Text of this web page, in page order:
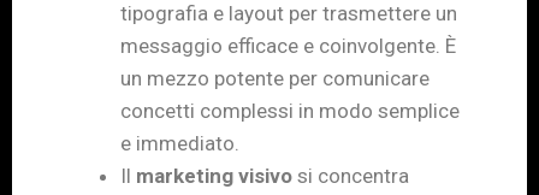
tipografia e layout per trasmettere un
messaggio efficace e coinvolgente. È
un mezzo potente per comunicare
concetti complessi in modo semplice
e immediato.
Il marketing visivo si concentra